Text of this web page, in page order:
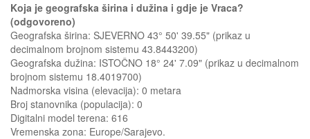
Koja je geografska širina i dužina i gdje je Vraca?
(odgovoreno)
Geografska širina: SJEVERNO 43° 50' 39.55" (prikaz u
decimalnom brojnom sistemu 43.8443200)
Geografska dužina: ISTOČNO 18° 24' 7.09" (prikaz u decimalnom
brojnom sistemu 18.4019700)
Nadmorska visina (elevacija): 0 metara
Broj stanovnika (populacija): 0
Digitalni model terena: 616
Vremenska zona: Europe/Sarajevo.